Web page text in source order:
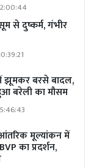
से दुष्कर्म, गंभीर
झूमकर बरसे बादल,
बरेली का मौसम
मूल्यांकन में
का प्रदर्शन,